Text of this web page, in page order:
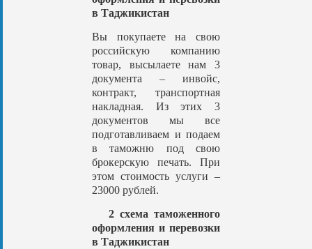
в Таджикистан
Вы покупаете на свою
российскую компанию
товар, высылаете нам 3
документа – инвойс,
контракт, транспортная
накладная. Из этих 3
документов мы все
подготавливаем и подаем
в таможню под свою
брокерскую печать. При
этом стоимость услуги –
23000 рублей.
2 схема таможенного
оформления и перевозки
в Таджикистан